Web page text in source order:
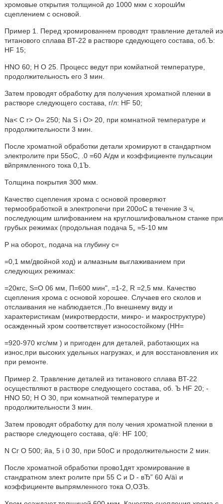
хромовые открытия толщиной до 1000 мкм с хорошИм
сцеплением с основой.
Пример 1. Перед хромированнем проводят травление деталей иэ
титанового сплава BT-22 в растворе сдедующего состава, об.Ъ:
HF 15;
HNO 60; Н О 25. Процесс ведут при комйатной температуре,
продолжительность его 3 мин.
Затем проводят обработку для получения хроматной пленки в
растворе следующего состава, г/л: HF 50;
Na< C r> О» 250; Na S i О> 20, при комнатной температуре и
продолжительности 3 мин.
После хроматной обработки детали хромируют в стандартном
электролите при 55оС, .0 =60 А/дм и коэффициенте пульсации
вйпрямленного тока 0,1Ъ.
Толщина покрытия 300 мкм.
Качество сцепления хрома с основой проверяют
термообработкой в электропечи при 200оС в течение 3 ч,
последующим шлифованием на круглошлифовальном станке при
грубых режимах (продольная подача 5„ =5-10 мм
P на оборот,, подача на глубину с=
=0,1 мм/двойной ход) и алмазным выглаживанием при
следующих режимах:
=20кгс, S=O 06 мм, П=600 мин", =1-2, R =2,5 мм. Качество
сцепления хрома с основой хорошее. Случаев его сколов и
отслаивания не наблюдается.,По внешнему виду и
характеристикам (микротвердости, микро- и макроструктуре)
осажденный хром соответствует износостойкому (НН=
=920-970 кгс/мм ) и пригоден для деталей, работающих на
износ,при высоких удельных нагрузках, и для восстановления их
при ремонте.
Пример 2. Травление деталей из титанового сплава BT-22
осуществляют в растворе следующего состава, об. Ъ HF 20; -
HNO 50; Н О 30, при комнатной температуре и
продолжительности 3 мин.
Затем проводят обработку для полу чения хроматной пленки в
растворе следующего состава, q/ë: HF 100;
N Сг О 500; йа, 5 i 0 30, при 50оС и продолжительности 2 мин.
После хроматной обработки прово1дят хромирование в
стандратном злект ролите при 55 С и D - вЂ” 60 A/äì и
коэффициенте выпрямленного тока O,ОЗЪ.